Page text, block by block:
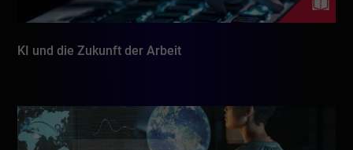
KI und die Zukunft der Arbeit